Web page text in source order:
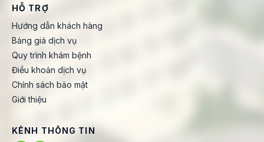
HỖ TRỢ
Hướng dẫn khách hàng
Bảng giá dịch vụ
Quy trình khám bệnh
Điều khoản dịch vụ
Chính sách bảo mật
Giới thiệu
KÊNH THÔNG TIN